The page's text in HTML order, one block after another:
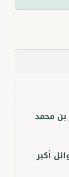
بن محمد
أكبر